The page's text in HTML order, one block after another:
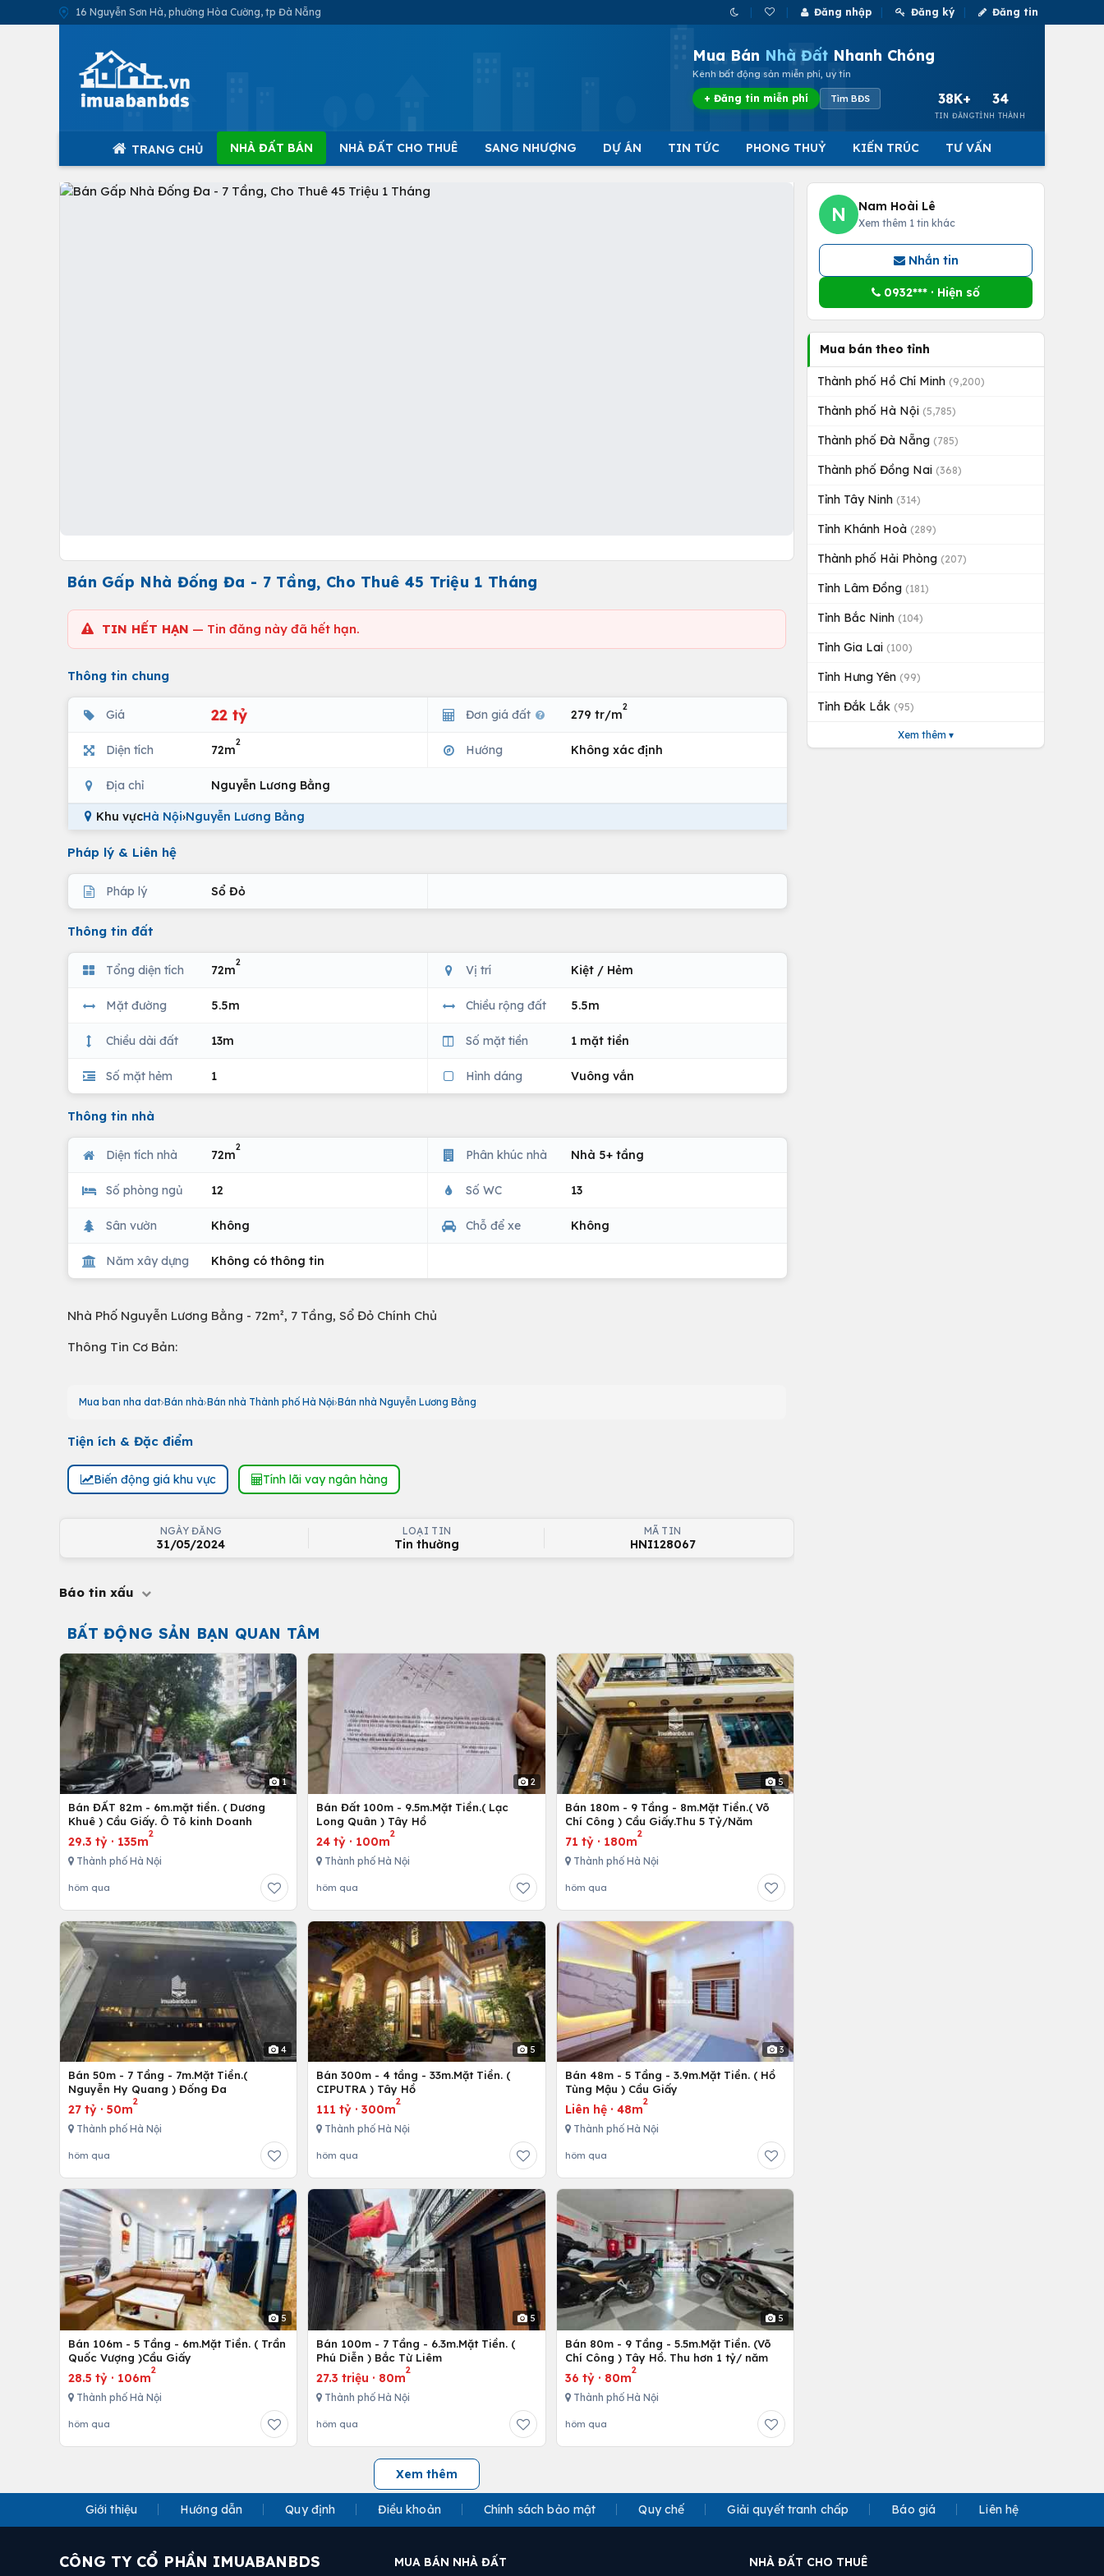
16 Nguyễn Sơn Hà, phường Hòa Cường, tp Đà Nẵng Đăng nhập Đăng ký Đăng tin
Mua Bán Nhà Đất Nhanh Chóng
Kênh bất động sản miễn phí, uy tín
+ Đăng tin miễn phí Tìm BĐS 38K+
TIN ĐĂNG
34
TỈNH THÀNH
TRANG CHỦ NHÀ ĐẤT BÁN NHÀ ĐẤT CHO THUÊ SANG NHƯỢNG DỰ ÁN TIN TỨC PHONG THUỶ KIẾN TRÚC TƯ VẤN
Bán Gấp Nhà Đống Đa - 7 Tầng, Cho Thuê 45 Triệu 1 Tháng
TIN HẾT HẠN — Tin đăng này đã hết hạn.
Thông tin chung
Giá 22 tỷ Đơn giá đất 279 tr/m
2
Diện tích 72m
2
Hướng Không xác định
Địa chỉ Nguyễn Lương Bằng
Khu vựcHà Nội›Nguyễn Lương Bằng
Pháp lý & Liên hệ
Pháp lý Sổ Đỏ
Thông tin đất
Tổng diện tích 72m
2
Vị trí Kiệt / Hẻm
Mặt đường 5.5m Chiều rộng đất 5.5m
Chiều dài đất 13m Số mặt tiền 1 mặt tiền
Số mặt hẻm 1 Hình dáng Vuông vắn
Thông tin nhà
Diện tích nhà 72m
2
Phân khúc nhà Nhà 5+ tầng
Số phòng ngủ 12 Số WC 13
Sân vườn Không Chỗ để xe Không
Năm xây dựng Không có thông tin
Nhà Phố Nguyễn Lương Bằng - 72m², 7 Tầng, Sổ Đỏ Chính Chủ
Thông Tin Cơ Bản:
Mua ban nha dat Bán nhà Bán nhà Thành phố Hà Nội Bán nhà Nguyễn Lương Bằng
Tiện ích & Đặc điểm
Biến động giá khu vực Tính lãi vay ngân hàng
NGÀY ĐĂNG
31/05/2024
LOẠI TIN
Tin thường
MÃ TIN
HNI128067
Báo tin xấu
BẤT ĐỘNG SẢN BẠN QUAN TÂM
1
Bán ĐẤT 82m - 6m.mặt tiền. ( Dương
Khuê ) Cầu Giấy. Ô Tô kinh Doanh
29.3 tỷ · 135m
2
Thành phố Hà Nội
hôm qua
2
Bán Đất 100m - 9.5m.Mặt Tiền.( Lạc
Long Quân ) Tây Hồ
24 tỷ · 100m
2
Thành phố Hà Nội
hôm qua
5
Bán 180m - 9 Tầng - 8m.Mặt Tiền.( Võ
Chí Công ) Cầu Giấy.Thu 5 Tỷ/Năm
71 tỷ· 180m
2
Thành phố Hà Nội
hôm qua
4
Bán 50m - 7 Tầng - 7m.Mặt Tiền.(
Nguyễn Hy Quang ) Đống Đa
27 tỷ · 50m
2
Thành phố Hà Nội
hôm qua
5
Bán 300m - 4 tầng - 33m.Mặt Tiền. (
CIPUTRA ) Tây Hồ
111 tỷ ·300m
2
Thành phố Hà Nội
hôm qua
3
Bán 48m - 5 Tầng - 3.9m.Mặt Tiền. ( Hồ
Tùng Mậu ) Cầu Giấy
Liên hệ· 48m
2
Thành phố Hà Nội
hôm qua
5
Bán 106m - 5 Tầng - 6m.Mặt Tiền. ( Trần
Quốc Vượng )Cầu Giấy
28.5 tỷ · 106m
2
Thành phố Hà Nội
hôm qua
5
Bán 100m - 7 Tầng - 6.3m.Mặt Tiền. (
Phú Diễn ) Bắc Từ Liêm
27.3 triệu · 80m
2
Thành phố Hà Nội
hôm qua
5
Bán 80m - 9 Tầng - 5.5m.Mặt Tiền. (Võ
Chí Công ) Tây Hồ. Thu hơn 1 tỷ/ năm
36 tỷ· 80m
2
Thành phố Hà Nội
hôm qua
Xem thêm
N Nam Hoài Lê
Xem thêm 1 tin khác
Nhắn tin
0932*** · Hiện số
Mua bán theo tỉnh
Thành phố Hồ Chí Minh (9,200)
Thành phố Hà Nội (5,785)
Thành phố Đà Nẵng (785)
Thành phố Đồng Nai (368)
Tỉnh Tây Ninh (314)
Tỉnh Khánh Hoà (289)
Thành phố Hải Phòng (207)
Tỉnh Lâm Đồng (181)
Tỉnh Bắc Ninh (104)
Tỉnh Gia Lai (100)
Tỉnh Hưng Yên (99)
Tỉnh Đắk Lắk (95)
Xem thêm ▾
Giới thiệu Hướng dẫn Quy định Điều khoản Chính sách bảo mật Quy chế Giải quyết tranh chấp Báo giá Liên hệ
CÔNG TY CỔ PHẦN IMUABANBDS MUA BÁN NHÀ ĐẤT NHÀ ĐẤT CHO THUÊ